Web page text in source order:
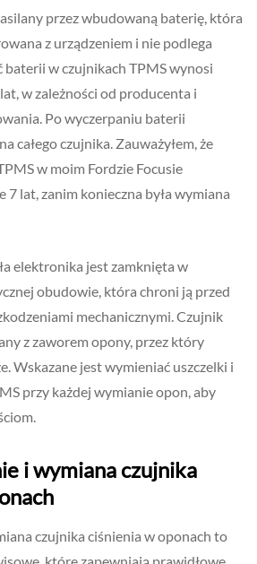
przez wbudowaną baterię, która
z urządzeniem i nie podlega
w czujnikach TPMS wynosi
w zależności od producenta i
Po wyczerpaniu baterii
całego czujnika. Zauważyłem, że
w moim Fordzie Focusie
7 lat, zanim konieczna była wymiana
elektronika jest zamknięta w
obudowie, która chroni ją przed
mechanicznymi. Czujnik
z zaworem opony, przez który
Wskazane jest wymieniać uszczelki i
przy każdej wymianie opon, aby
i wymiana czujnika
czujnika ciśnienia w oponach to
które zapewniają prawidłowe